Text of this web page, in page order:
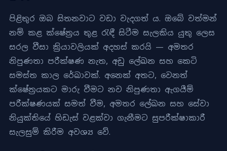
පිළිතුර ඔබ සිතනවාට වඩා වැදගත් ය. ඔබේ වත්මන්
නම් කළ ක්ෂේත්‍රය තුළ රැඳී සිටීම සැලකිය යුතු ලෙස
සරල වීසා ක්‍රියාවලියක් අදහස් කරයි — අමතර
නිපුණතා පරීක්ෂණ නැත, අඩු ලේඛන සහ කෙටි
සමස්ත කාල රේඛාවක්. අනෙක් අතට, වෙනත්
ක්ෂේත්‍රයකට මාරු වීමට නව නිපුණතා ඇගයීම්
පරීක්ෂණයක් සමත් වීම, අමතර ලේඛන සහ සේවා
නියුක්තියේ හිඩැස් වළක්වා ගැනීමට සුපරීක්ෂාකාරී
සැලසුම් කිරීම අවශ්‍ය වේ.